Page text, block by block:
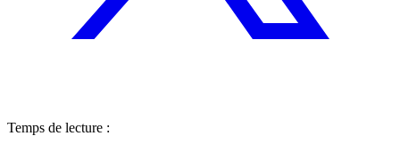
Temps de lecture :